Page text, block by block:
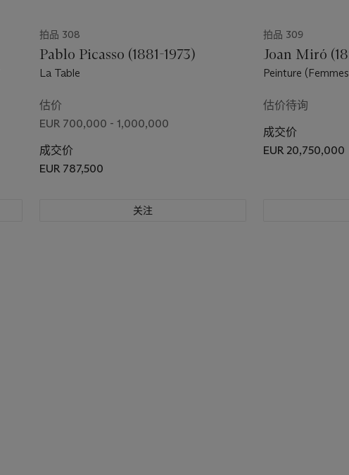
拍品 308
Pablo Picasso (1881-1973)
La Table
估价
EUR 700,000 - 1,000,000
成交价
EUR 787,500
关注
拍品 309
Joan Miró
Peinture
估价待询
成交价
EUR 20,750,000